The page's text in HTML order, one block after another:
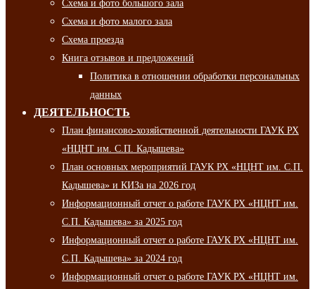
Схема и фото большого зала
Схема и фото малого зала
Схема проезда
Книга отзывов и предложений
Политика в отношении обработки персональных
данных
ДЕЯТЕЛЬНОСТЬ
План финансово-хозяйственной деятельности ГАУК РХ
«НЦНТ им. С.П. Кадышева»
План основных мероприятий ГАУК РХ «НЦНТ им. С.П.
Кадышева» и КИЗа на 2026 год
Информационный отчет о работе ГАУК РХ «НЦНТ им.
С.П. Кадышева» за 2025 год
Информационный отчет о работе ГАУК РХ «НЦНТ им.
С.П. Кадышева» за 2024 год
Информационный отчет о работе ГАУК РХ «НЦНТ им.